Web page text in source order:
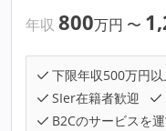
年収 800万円 〜
下限年収500万円以
SIer在籍者歓迎
B2Cのサービスを